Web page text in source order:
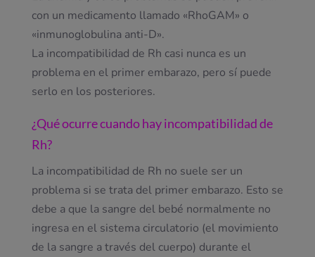
con un medicamento llamado «RhoGAM» o
«inmunoglobulina anti-D».
La incompatibilidad de Rh casi nunca es un
problema en el primer embarazo, pero sí puede
serlo en los posteriores.
¿Qué ocurre cuando hay incompatibilidad de
Rh?
La incompatibilidad de Rh no suele ser un
problema si se trata del primer embarazo. Esto se
debe a que la sangre del bebé normalmente no
ingresa en el sistema circulatorio (el movimiento
de la sangre a través del cuerpo) durante el